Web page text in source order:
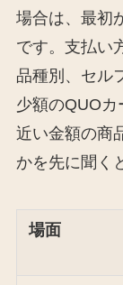
場合は、最初
です。支払い
品種別、セル
少額のQUO
近い金額の商
かを先に聞く
場面